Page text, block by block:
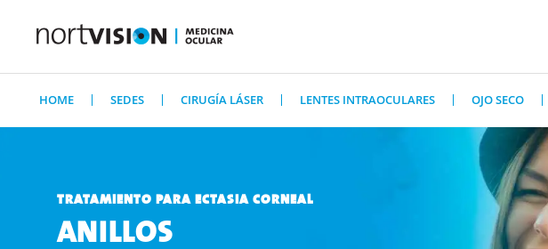
HOME SEDES CIRUGÍA LÁSER LENTES INTRAOCULARES OJO SECO
TRATAMIENTO PARA ECTASIA CORNEAL
ANILLOS